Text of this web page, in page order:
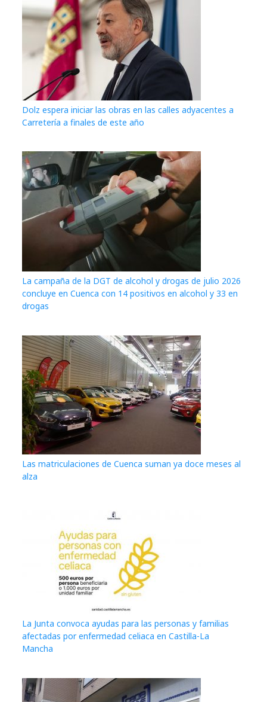
Dolz espera iniciar las obras en las calles adyacentes a
Carretería a finales de este año
La campaña de la DGT de alcohol y drogas de julio 2026
concluye en Cuenca con 14 positivos en alcohol y 33 en
drogas
Las matriculaciones de Cuenca suman ya doce meses al
alza
La Junta convoca ayudas para las personas y familias
afectadas por enfermedad celiaca en Castilla-La
Mancha